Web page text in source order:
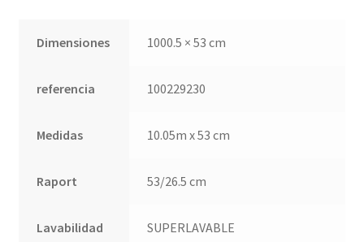
Dimensiones 1000.5 × 53 cm
referencia 100229230
Medidas 10.05m x 53 cm
Raport 53/26.5 cm
Lavabilidad SUPERLAVABLE